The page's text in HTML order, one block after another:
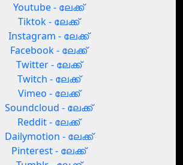
Youtube - ലേക്ക്
Tiktok - ലേക്ക്
Instagram - ലേക്ക്
Facebook - ലേക്ക്
Twitter - ലേക്ക്
Twitch - ലേക്ക്
Vimeo - ലേക്ക്
Soundcloud - ലേക്ക്
Reddit - ലേക്ക്
Dailymotion - ലേക്ക്
Pinterest - ലേക്ക്